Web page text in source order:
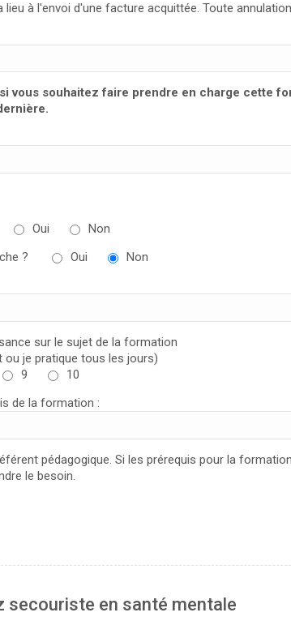
à l'envoi d'une facture acquittée. Toute
vous souhaitez faire prendre en charge cette
Oui
Non
?
Oui
Non
sur le sujet de la formation
ou je pratique tous les jours)
9
10
de la formation :
pédagogique. Si les prérequis pour la
le besoin.
secouriste en santé mentale